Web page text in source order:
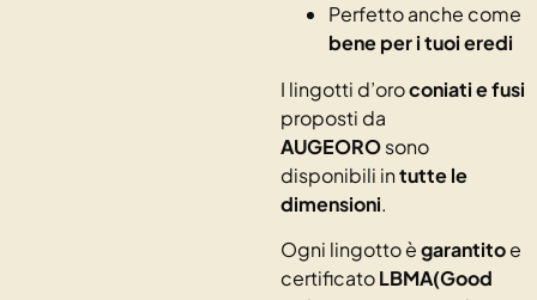
Perfetto anche come
bene per i tuoi eredi
I lingotti d’oroconiati e fusi
proposti da
AUGEOROsono
disponibili intutte le
dimensioni.
Ogni lingotto ègarantitoe
certificatoLBMA(Good